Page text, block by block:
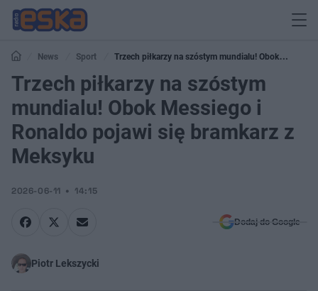
News Sport
Trzech piłkarzy na szóstym mundialu! Obok
Messiego i Ronaldo pojawi się bramkarz z Meksyku
Trzech piłkarzy na szóstym
mundialu! Obok Messiego i
Ronaldo pojawi się bramkarz z
Meksyku
2026-06-11 14:15
Dodaj do Google
Piotr Lekszycki